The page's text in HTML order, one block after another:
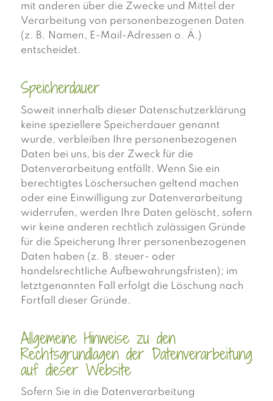
mit anderen über die Zwecke und Mittel der
Verarbeitung von personenbezogenen Daten
(z. B. Namen, E-Mail-Adressen o. Ä.)
entscheidet.
Speicherdauer
Soweit innerhalb dieser Datenschutzerklärung
keine speziellere Speicherdauer genannt
wurde, verbleiben Ihre personenbezogenen
Daten bei uns, bis der Zweck für die
Datenverarbeitung entfällt. Wenn Sie ein
berechtigtes Löschersuchen geltend machen
oder eine Einwilligung zur Datenverarbeitung
widerrufen, werden Ihre Daten gelöscht, sofern
wir keine anderen rechtlich zulässigen Gründe
für die Speicherung Ihrer personenbezogenen
Daten haben (z. B. steuer- oder
handelsrechtliche Aufbewahrungsfristen); im
letztgenannten Fall erfolgt die Löschung nach
Fortfall dieser Gründe.
Allgemeine Hinweise zu den
Rechtsgrundlagen der Datenverarbeitung
auf dieser Website
Sofern Sie in die Datenverarbeitung